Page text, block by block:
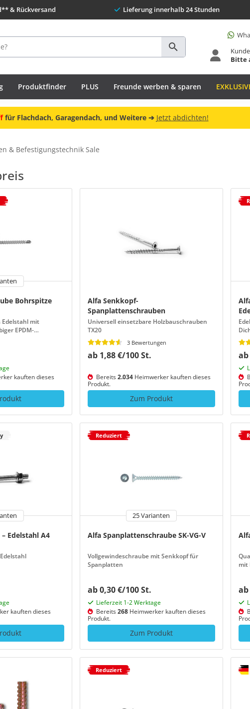
& Rückversand Lieferung innerhalb 24 Stunden
Bitte
Produktfinder PLUS Freunde werben & sparen
für Flachdach, Garagendach, und Weitere ➔ Jetzt abdichten!
& Befestigungstechnik Sale
Bohrspitze
Edelstahl mit
EPDM-
kauften dieses
Alfa Senkkopf-
Spanplattenschrauben
Universell einsetzbare Holzbauschrauben
TX20
3 Bewertungen
ab 1,88 €/100 St.
Bereits2.034Heimwerker kauften dieses
Produkt.
Zum Produkt
ab
Edelstahl A4
kauften dieses
Reduziert
25 Varianten
Alfa Spanplattenschraube SK-VG-V
Vollgewindeschraube mit Senkkopf für
Spanplatten
ab 0,30 €/100 St.
Lieferzeit 1-2 Werktage
Bereits268Heimwerker kauften dieses
Produkt.
Zum Produkt
mit
ab
Reduziert